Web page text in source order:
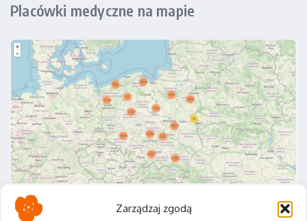
Zarządzaj zgodą
Placówki medyczne na mapie